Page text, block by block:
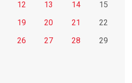
12 13 14
15
19 20 21
22
26 27 28
29